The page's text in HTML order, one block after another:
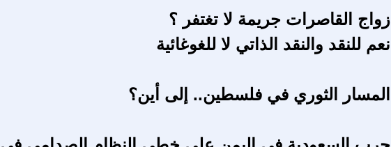
زواج القاصرات جريمة لا تغتفر ؟
نعم للنقد والنقد الذاتي لا للغوغائية
المسار الثوري في فلسطين.. إلى أين؟